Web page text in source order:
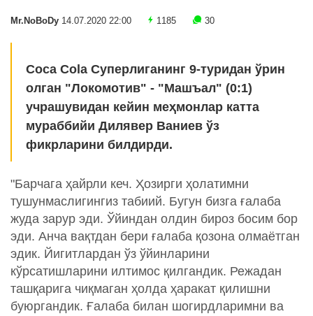
Mr.NoBoDy 14.07.2020 22:00 1185 30
Coca Cola Суперлиганинг 9-туридан ўрин
олган "Локомотив" - "Машъал" (0:1)
учрашувидан кейин меҳмонлар катта
мураббийи Дилявер Ваниев ўз
фикрларини билдирди.
"Барчага ҳайрли кеч. Ҳозирги ҳолатимни
тушунмаслигингиз табиий. Бугун бизга ғалаба
жуда зарур эди. Ўйиндан олдин бироз босим бор
эди. Анча вақтдан бери ғалаба қозона олмаётган
эдик. Йигитлардан ўз ўйинларини
кўрсатишларини илтимос қилгандик. Режадан
ташқарига чиқмаган ҳолда ҳаракат қилишни
буюргандик. Ғалаба билан шогирдларимни ва